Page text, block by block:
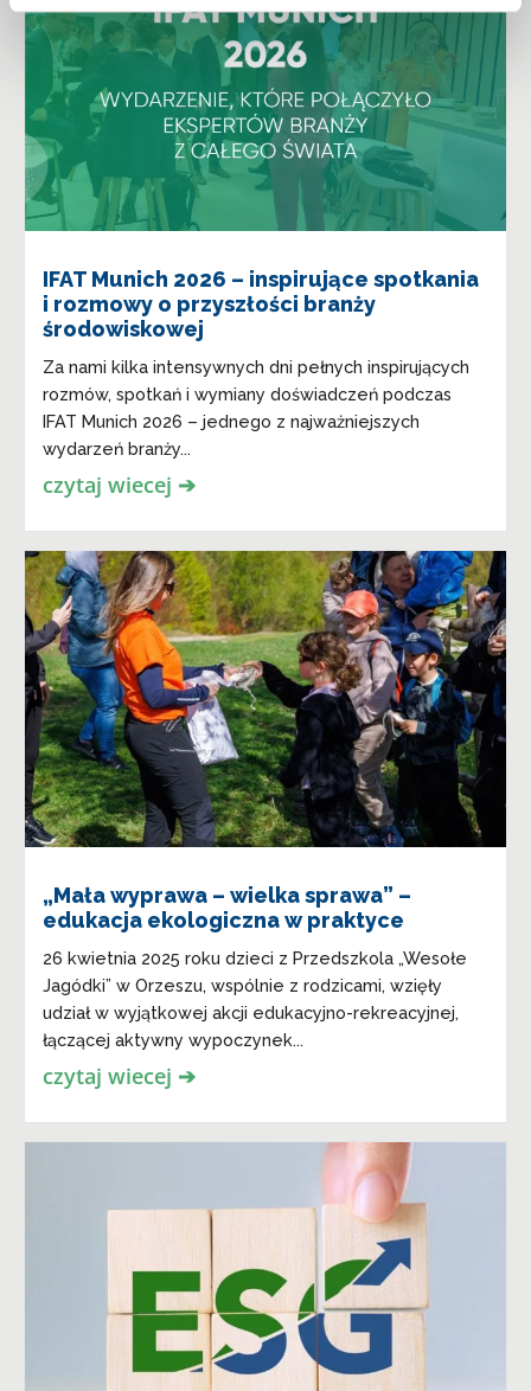
IFAT Munich 2026 – inspirujące spotkania
i rozmowy o przyszłości branży
środowiskowej
Za nami kilka intensywnych dni pełnych inspirujących
rozmów, spotkań i wymiany doświadczeń podczas
IFAT Munich 2026 – jednego z najważniejszych
wydarzeń branży...
czytaj wiecej ➔
„Mała wyprawa – wielka sprawa” –
edukacja ekologiczna w praktyce
26 kwietnia 2025 roku dzieci z Przedszkola „Wesołe
Jagódki” w Orzeszu, wspólnie z rodzicami, wzięły
udział w wyjątkowej akcji edukacyjno-rekreacyjnej,
łączącej aktywny wypoczynek...
czytaj wiecej ➔